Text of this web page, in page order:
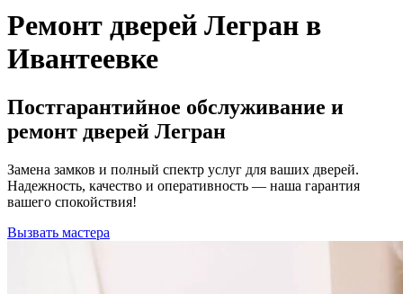
Ремонт дверей Легран в
Ивантеевке
Постгарантийное обслуживание и
ремонт дверей Легран
Замена замков и полный спектр услуг для ваших дверей.
Надежность, качество и оперативность — наша гарантия
вашего спокойствия!
Вызвать мастера